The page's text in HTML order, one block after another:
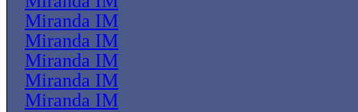
Miranda IM
Miranda IM
Miranda IM
Miranda IM
Miranda IM